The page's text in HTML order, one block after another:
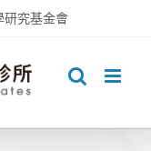
研究基金會